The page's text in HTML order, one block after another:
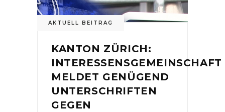
AKTUELL BEITRAG
KANTON ZÜRICH:
INTERESSENSGEMEINSCHAFT
MELDET GENÜGEND
UNTERSCHRIFTEN
GEGEN